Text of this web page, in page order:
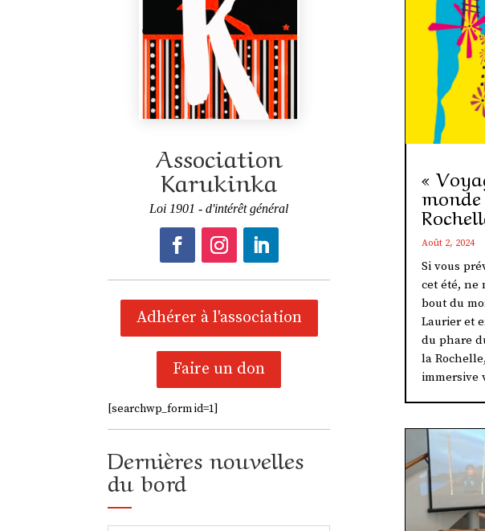
Association
Karukinka
Loi 1901 - d'intérêt général
Adhérer à l'association
Faire un don
[searchwp_form id=1]
Dernières nouvelles
du bord
«
Août 2, 2024
Si vous
cet été, ne
bout du
Laurier et
du phare
la
immersive